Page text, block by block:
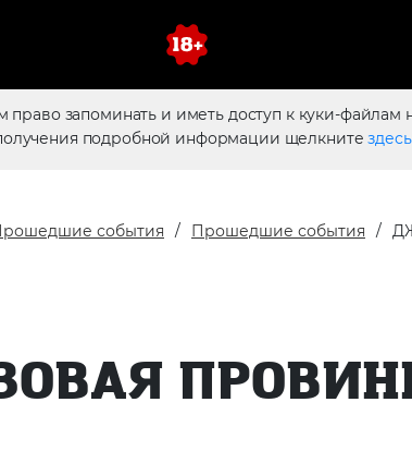
запоминать и иметь доступ к куки-файлам
подробной информации щелкните
события Прошедшие события